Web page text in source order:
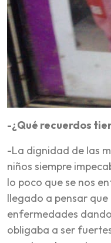
-¿Qué recuerdos
-La dignidad de las
niños siempre
lo poco que se nos
llegado a pensar
enfermedades
obligaba a ser